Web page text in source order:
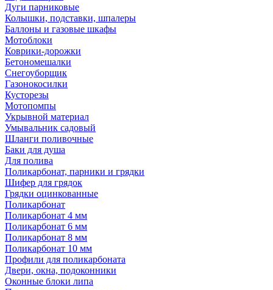
Дуги парниковые
Колышки, подставки, шпалеры
Баллоны и газовые шкафы
Мотоблоки
Коврики-дорожки
Бетономешалки
Снегоуборщик
Газонокосилки
Кусторезы
Мотопомпы
Укрывной материал
Умывальник садовый
Шланги поливочные
Баки для душа
Для полива
Поликарбонат, парники и грядки
Шифер для грядок
Грядки оцинкованные
Поликарбонат
Поликарбонат 4 мм
Поликарбонат 6 мм
Поликарбонат 8 мм
Поликарбонат 10 мм
Профили для поликарбоната
Двери, окна, подоконники
Оконные блоки липа